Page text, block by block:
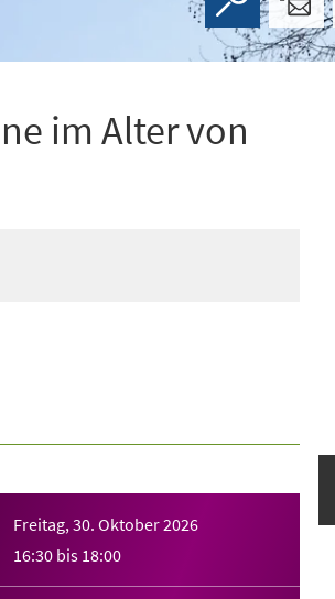
im Alter von
Freitag, 30. Oktober 2026
16:30 bis 18:00